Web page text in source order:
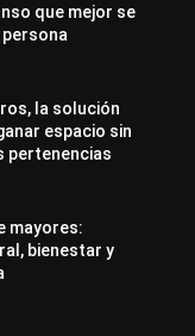
que mejor se
la solución
espacio sin
pertenencias
mayores:
bienestar y